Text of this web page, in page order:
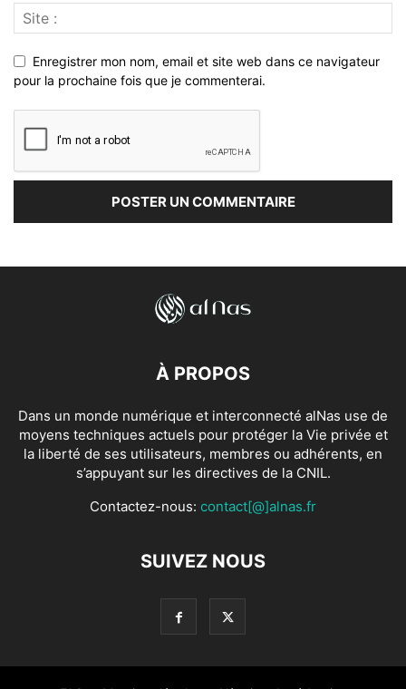
Enregistrer mon nom, email et site web dans ce navigateur
pour la prochaine fois que je commenterai.
À PROPOS
Dans un monde numérique et interconnecté alNas use de
moyens techniques actuels pour protéger la Vie privée et
la liberté de ses utilisateurs, membres ou adhérents, en
s’appuyant sur les directives de la CNIL.
Contactez-nous: contact[@]alnas.fr
SUIVEZ NOUS